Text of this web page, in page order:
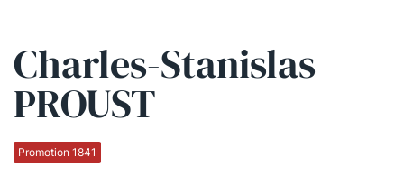
Charles-Stanislas
PROUST
Promotion 1841
Qui sommes-nous ?
La Conférence
La défense pénale